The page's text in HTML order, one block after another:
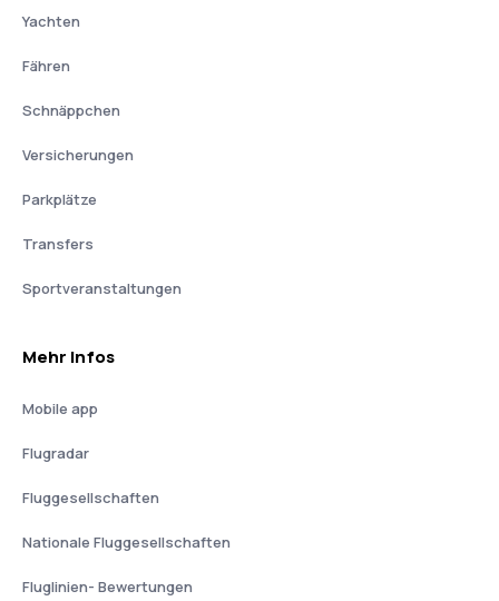
Yachten
Fähren
Schnäppchen
Versicherungen
Parkplätze
Transfers
Sportveranstaltungen
Mehr Infos
Mobile app
Flugradar
Fluggesellschaften
Nationale Fluggesellschaften
Fluglinien- Bewertungen